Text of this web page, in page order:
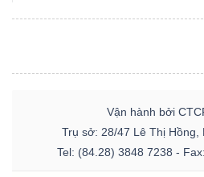
Vận hành bởi
Trụ sở: 28/47 Lê Thị Hồng,
Tel: (84.28) 3848 7238 -